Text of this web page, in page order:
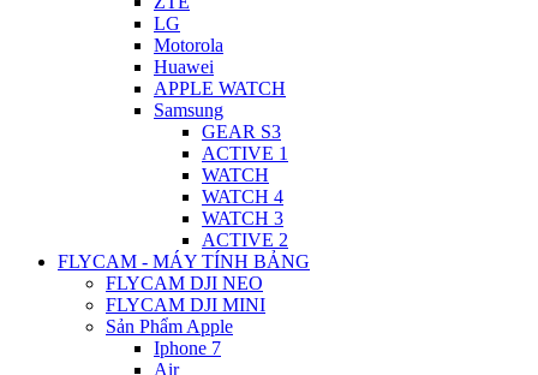
LG
Motorola
Huawei
APPLE WATCH
Samsung
GEAR S3
ACTIVE 1
WATCH
WATCH 4
WATCH 3
ACTIVE 2
FLYCAM - MÁY TÍNH BẢNG
FLYCAM DJI NEO
FLYCAM DJI MINI
Sản Phẩm Apple
Iphone 7
Air